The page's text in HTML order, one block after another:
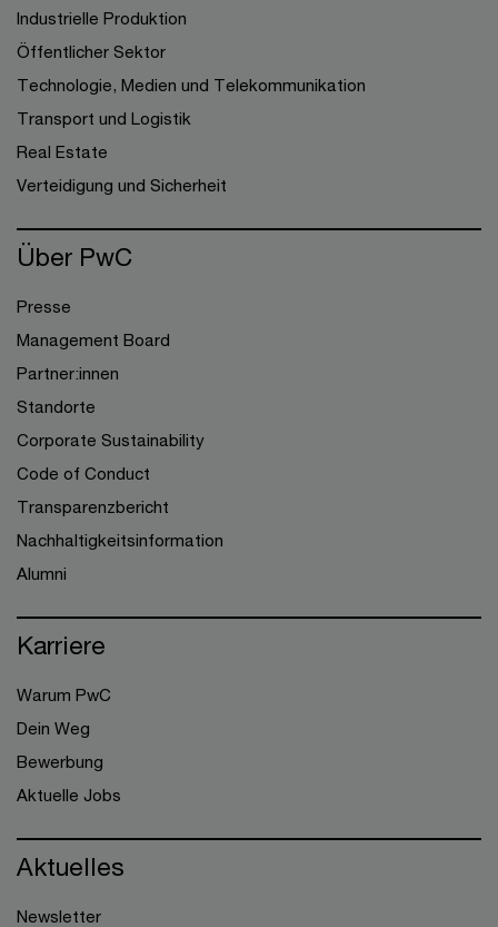
Industrielle Produktion
Öffentlicher Sektor
Technologie, Medien und Telekommunikation
Transport und Logistik
Real Estate
Verteidigung und Sicherheit
Über PwC
Presse
Management Board
Partner:innen
Standorte
Corporate Sustainability
Code of Conduct
Transparenzbericht
Nachhaltigkeitsinformation
Alumni
Karriere
Warum PwC
Dein Weg
Bewerbung
Aktuelle Jobs
Aktuelles
Newsletter